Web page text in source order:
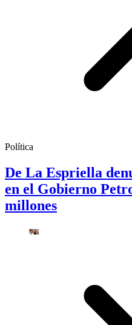
Política
De La Espriella
en el Gobierno
millones